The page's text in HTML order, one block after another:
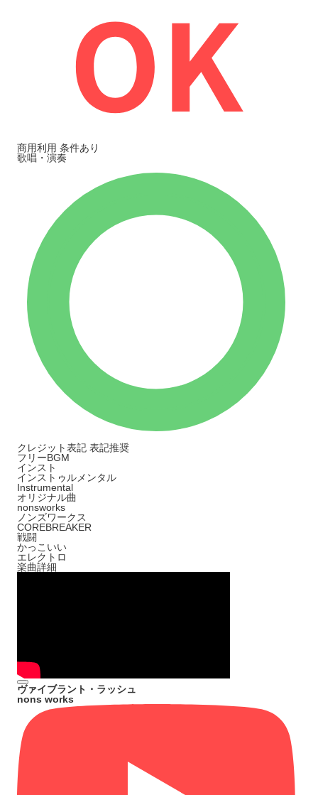
商用利用 条件あり
歌唱・演奏
クレジット表記 表記推奨
フリーBGM
インスト
インストゥルメンタル
Instrumental
オリジナル曲
nonsworks
ノンズワークス
COREBREAKER
戦闘
かっこいい
エレクトロ
楽曲詳細
ヴァイブラント・ラッシュ
nons works